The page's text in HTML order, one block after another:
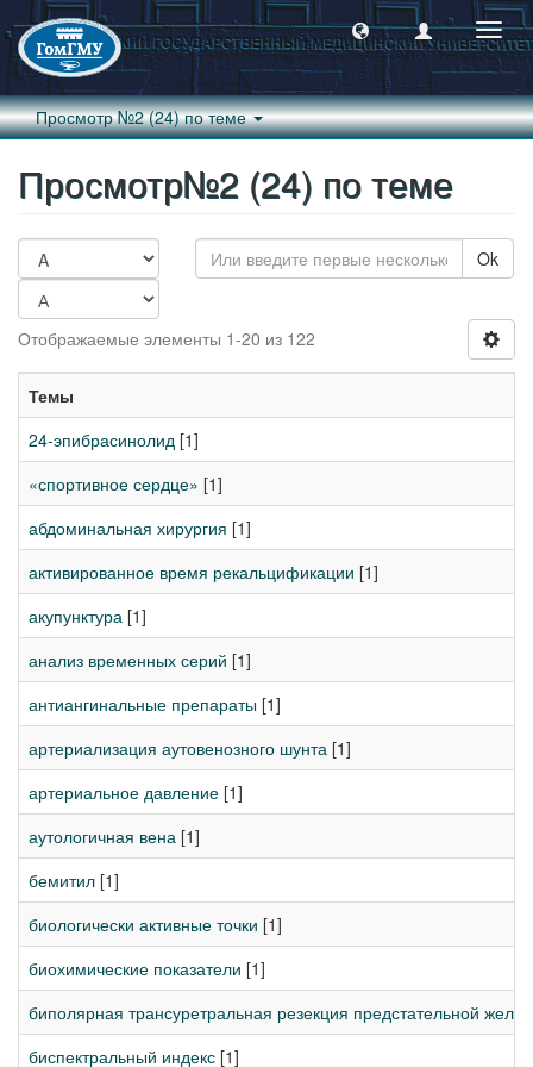
Просмотр №2 (24) по теме
Просмотр№2 (24) по теме
Ok
Отображаемые элементы 1-20 из 122
Темы
24-эпибрасинолид [1]
«спортивное сердце» [1]
абдоминальная хирургия [1]
активированное время рекальцификации [1]
акупунктура [1]
анализ временных серий [1]
антиангинальные препараты [1]
артериализация аутовенозного шунта [1]
артериальное давление [1]
аутологичная вена [1]
бемитил [1]
биологически активные точки [1]
биохимические показатели [1]
биполярная трансуретральная резекция предстательной
биспектральный индекс [1]